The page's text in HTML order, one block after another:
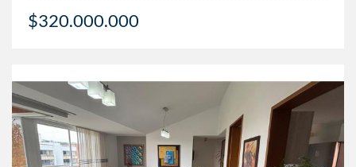
$320.000.000